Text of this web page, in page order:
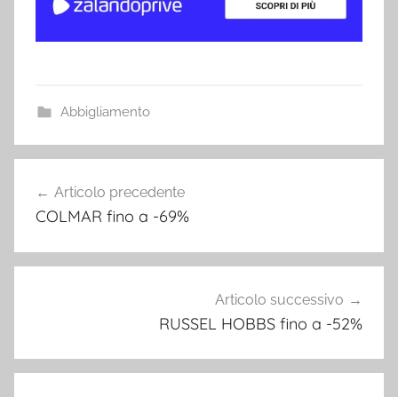
Abbigliamento
articoli
Articolo precedente
COLMAR fino a -69%
Articolo successivo
RUSSEL HOBBS fino a -52%